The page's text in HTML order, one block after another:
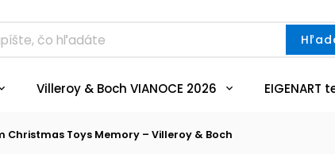
Villeroy & Boch VIANOCE 2026 EIGENART
Christmas Toys Memory – Villeroy & Boch